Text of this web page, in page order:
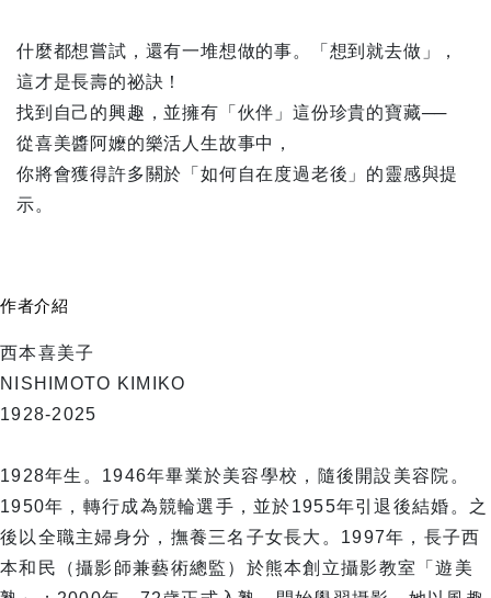
什麼都想嘗試，還有一堆想做的事。「想到就去做」，
這才是長壽的祕訣！
找到自己的興趣，並擁有「伙伴」這份珍貴的寶藏──
從喜美醬阿嬤的樂活人生故事中，
你將會獲得許多關於「如何自在度過老後」的靈感與提
示。
作者介紹
西本喜美子
NISHIMOTO KIMIKO
1928-2025
1928年生。1946年畢業於美容學校，隨後開設美容院。
1950年，轉行成為競輪選手，並於1955年引退後結婚。之
後以全職主婦身分，撫養三名子女長大。1997年，長子西
本和民（攝影師兼藝術總監）於熊本創立攝影教室「遊美